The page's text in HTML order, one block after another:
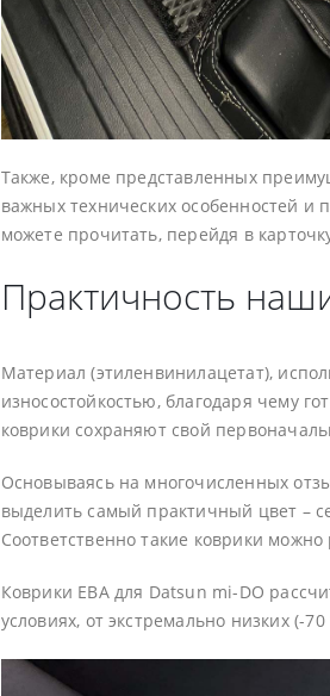
Также, кроме представленных
важных технических особенностей
можете прочитать, перейдя в
Практичность
Материал (этиленвинилацетат),
износостойкостью, благодаря чему
коврики сохраняют свой
Основываясь на многочисленных
выделить самый практичный цвет –
Соответственно такие коврики
Коврики ЕВА для Datsun mi-DO
условиях, от экстремально низких (-